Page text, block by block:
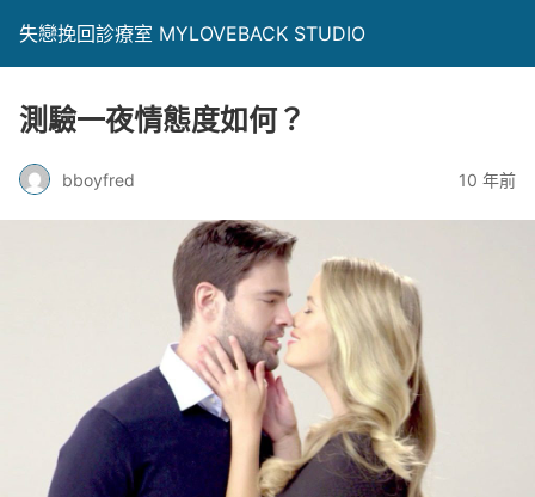
失戀挽回診療室 MYLOVEBACK STUDIO
測驗一夜情態度如何？
bboyfred 10 年前